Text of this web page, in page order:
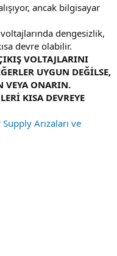
ancak bilgisayar
voltajlarında dengesizlik,
devre olabilir.
VOLTAJLARINI
UYGUN DEĞİLSE,
VEYA ONARIN.
KISA DEVREYE
Arızaları ve